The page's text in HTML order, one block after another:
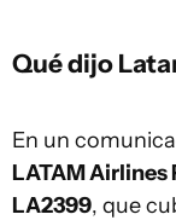
Qué dijo
En un
LATAM Airlines
LA2399, que